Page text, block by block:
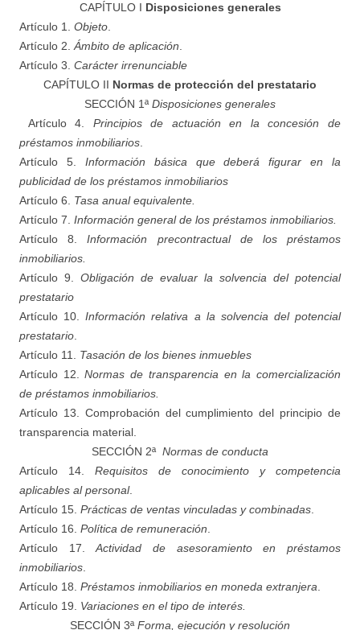
CAPÍTULO I Disposiciones generales
Artículo 1. Objeto.
Artículo 2.Ámbito de aplicación.
Artículo 3. Carácter irrenunciable
CAPÍTULO II Normas de protección del prestatario
SECCIÓN 1ªDisposiciones generales
Artículo 4. Principios de actuación en la concesión de
préstamos inmobiliarios.
Artículo 5. Información básica que deberá figurar en la
publicidad de los préstamos inmobiliarios
Artículo 6. Tasa anual equivalente.
Artículo 7. Información general de los préstamos inmobiliarios.
Artículo 8.Información precontractual de los préstamos
inmobiliarios.
Artículo 9. Obligación de evaluar la solvencia del potencial
prestatario
Artículo 10.Información relativa a la solvencia del potencial
prestatario.
Artículo 11. Tasación de los bienes inmuebles
Artículo 12.Normas de transparencia en la comercialización
de préstamos inmobiliarios.
Artículo 13. Comprobación del cumplimiento del principio de
transparencia material.
SECCIÓN 2ª Normas de conducta
Artículo 14. Requisitos de conocimiento y competencia
aplicables al personal.
Artículo 15. Prácticas de ventas vinculadas y combinadas.
Artículo 16. Política de remuneración.
Artículo 17.Actividad de asesoramiento en préstamos
inmobiliarios.
Artículo 18. Préstamos inmobiliarios en moneda extranjera.
Artículo 19. Variaciones en el tipo de interés.
SECCIÓN 3ªForma, ejecución y resolución